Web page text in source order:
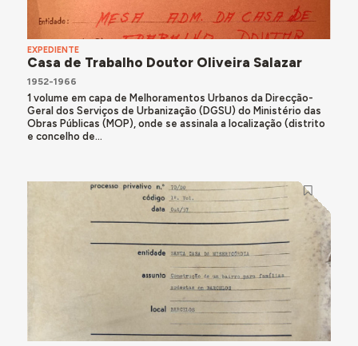
EXPEDIENTE
Casa de Trabalho Doutor Oliveira Salazar
1952-1966
1 volume em capa de Melhoramentos Urbanos da Direcção-
Geral dos Serviços de Urbanização (DGSU) do Ministério das
Obras Públicas (MOP), onde se assinala a localização (distrito
e concelho de...